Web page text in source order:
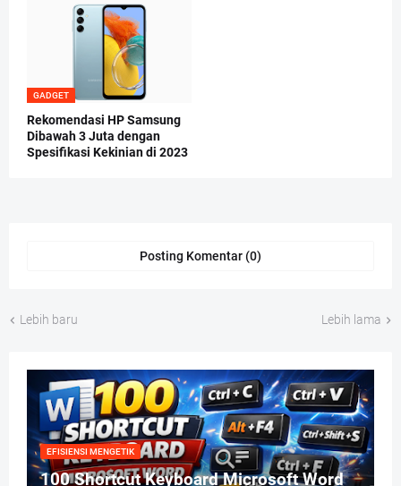
GADGET
Rekomendasi HP Samsung
Dibawah 3 Juta dengan
Spesifikasi Kekinian di 2023
Posting Komentar (0)
Lebih baru Lebih lama
EFISIENSI MENGETIK
100 Shortcut Keyboard Microsoft Word